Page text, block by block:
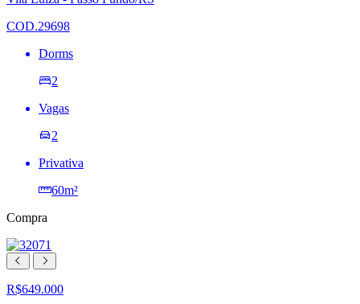
de
COD.29698
Dorms
2
Vagas
2
Privativa
60m²
Compra
R$649.000